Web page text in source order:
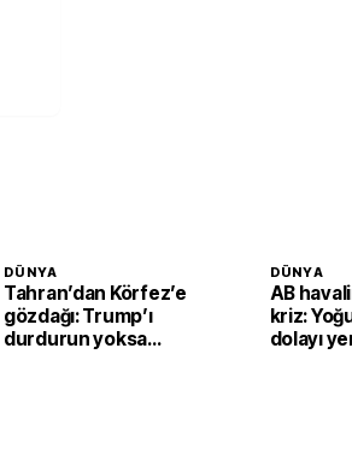
DÜNYA
Tahran’dan Körfez’e
gözdağı: Trump’ı
durdurun yoksa
DÜNYA
AB
kriz:
dolayı